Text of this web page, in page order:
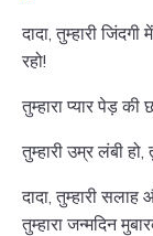
दादा, तुम्हारी
रहो!
तुम्हारा प्यार पेड़
तुम्हारी उम्र लंबी हो,
दादा, तुम्हारी
तुम्हारा जन्मदिन